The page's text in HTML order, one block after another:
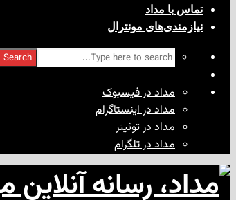
تماس با مداد
نیازمندی‌های مونترال
Search
مداد در فیسبوک
مداد در اینستاگرام
مداد در توئیتر
مداد در تلگرام